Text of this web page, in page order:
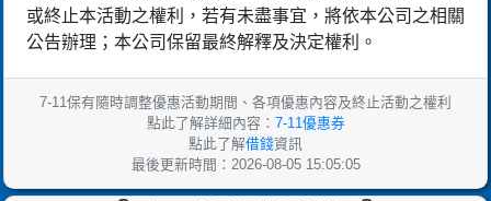
或終止本活動之權利，若有未盡事宜，將依本公司之相關
公告辦理；本公司保留最終解釋及決定權利。
7-11保有隨時調整優惠活動期間、各項優惠內容及終止活動之權利
點此了解詳細內容： 7-11優惠券
點此了解借錢資訊
最後更新時間：2026-08-05 15:05:05